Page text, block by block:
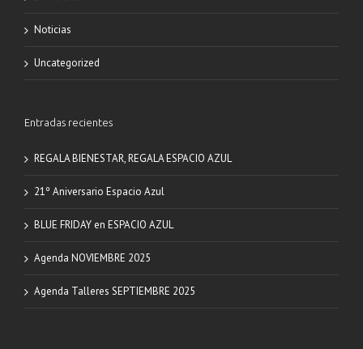
Noticias
Uncategorized
Entradas recientes
REGALA BIENESTAR, REGALA ESPACIO AZUL
21º Aniversario Espacio Azul
BLUE FRIDAY en ESPACIO AZUL
Agenda NOVIEMBRE 2025
Agenda Talleres SEPTIEMBRE 2025